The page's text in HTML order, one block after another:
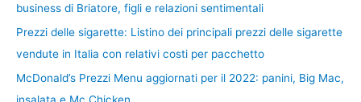
business di Briatore, figli e relazioni sentimentali
Prezzi delle sigarette: Listino dei principali prezzi delle sigarette
vendute in Italia con relativi costi per pacchetto
McDonald’s Prezzi Menu aggiornati per il 2022: panini, Big Mac,